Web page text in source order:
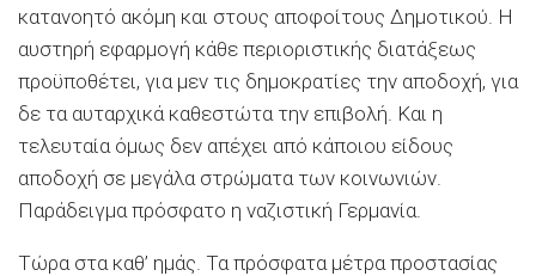
κατανοητό ακόμη και στους αποφοίτους Δημοτικού. Η
αυστηρή εφαρμογή κάθε περιοριστικής διατάξεως
προϋποθέτει, για μεν τις δημοκρατίες την αποδοχή, για
δε τα αυταρχικά καθεστώτα την επιβολή. Και η
τελευταία όμως δεν απέχει από κάποιου είδους
αποδοχή σε μεγάλα στρώματα των κοινωνιών.
Παράδειγμα πρόσφατο η ναζιστική Γερμανία.
Τώρα στα καθ’ ημάς. Τα πρόσφατα μέτρα προστασίας